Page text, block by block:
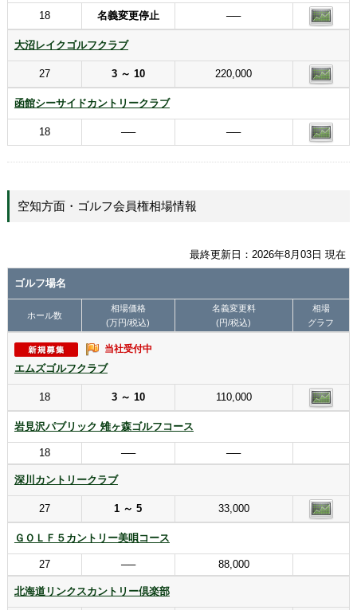
18 名義変更停止 ──
大沼レイクゴルフクラブ
27 3 ～ 10 220,000
函館シーサイドカントリークラブ
18 ── ──
空知方面・ゴルフ会員権相場情報
最終更新日：2026年8月03日 現在
ゴルフ場名
ホール数
相場価格
(万円/税込)
名義変更料
(円/税込)
相場
グラフ
当社受付中
エムズゴルフクラブ
18 3 ～ 10 110,000
岩見沢パブリック 雉ヶ森ゴルフコース
18 ── ──
深川カントリークラブ
27 1 ～ 5 33,000
ＧＯＬＦ５カントリー美唄コース
27 ── 88,000
北海道リンクスカントリー倶楽部